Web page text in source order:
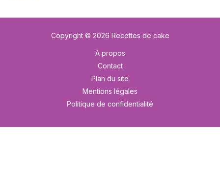
Copyright © 2026 Recettes de cake
A propos
Contact
Plan du site
Mentions légales
Politique de confidentialité